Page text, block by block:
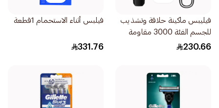
فيليبس ماكينة حلاقة وتشذيب
للجسم الفئة 3000 مقاومة
للماء أسود 1قطعة
230.66
فيلبس أثناء الاستحمام 1قطعة
331.76